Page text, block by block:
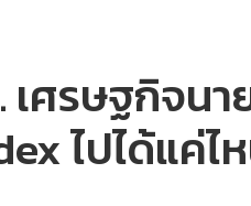
ศรษฐกิจน
ไปได้แค่ไ